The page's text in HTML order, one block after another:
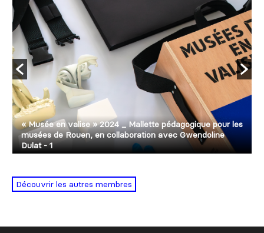
« Musée en valise » 2024 _ Mallette pédagogique pour les
musées de Rouen, en collaboration avec Gwendoline
Dulat - 1
Découvrir les autres membres